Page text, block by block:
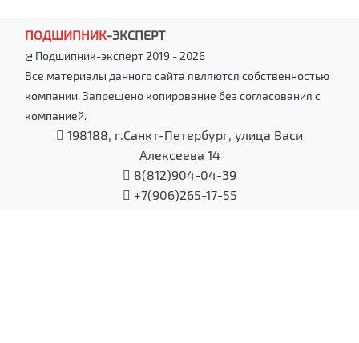
ПОДШИПНИК-ЭКСПЕРТ
@ Подшипник-эксперт 2019 - 2026
Все материалы данного сайта являются собственностью
компании. Запрещено копирование без согласования с
компанией.
198188, г.Санкт-Петербург, улица Васи
Алексеева 14
8(812)904-04-39
+7(906)265-17-55